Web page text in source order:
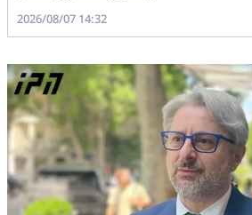
2026/08/07 14:32